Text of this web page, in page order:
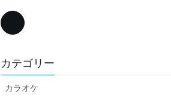
カテゴリー
カラオケ